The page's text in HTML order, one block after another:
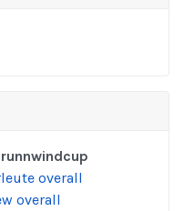
overall
overall